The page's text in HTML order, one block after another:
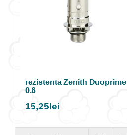
rezistenta Zenith Duoprime
0.6
15,25lei